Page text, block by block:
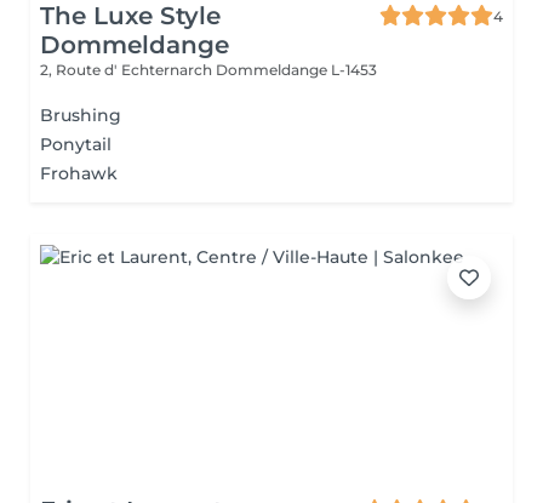
The Luxe Style
Dommeldange
4
2, Route d' Echternarch Dommeldange L-1453
Brushing
Ponytail
Frohawk